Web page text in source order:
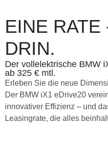
EINE RATE
DRIN.
Der vollelektrische BMW
ab 325 € mtl.
Erleben Sie die neue
Der BMW iX1 eDrive20
innovativer Effizienz – und
Leasingrate, die alles